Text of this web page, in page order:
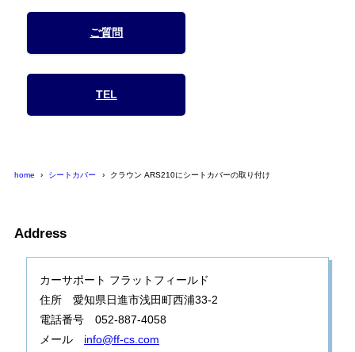
ご質問
TEL
home シートカバー クラウン ARS210にシートカバーの取り付け
Address
カーサポート フラットフィールド
住所 愛知県日進市浅田町西浦33-2
電話番号 052-887-4058
メール info@ff-cs.com